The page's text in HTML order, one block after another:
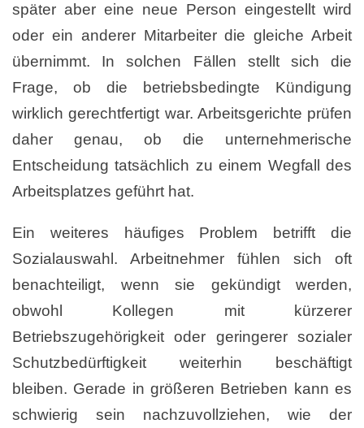
später aber eine neue Person eingestellt wird
oder ein anderer Mitarbeiter die gleiche Arbeit
übernimmt. In solchen Fällen stellt sich die
Frage, ob die betriebsbedingte Kündigung
wirklich gerechtfertigt war. Arbeitsgerichte prüfen
daher genau, ob die unternehmerische
Entscheidung tatsächlich zu einem Wegfall des
Arbeitsplatzes geführt hat.
Ein weiteres häufiges Problem betrifft die
Sozialauswahl. Arbeitnehmer fühlen sich oft
benachteiligt, wenn sie gekündigt werden,
obwohl Kollegen mit kürzerer
Betriebszugehörigkeit oder geringerer sozialer
Schutzbedürftigkeit weiterhin beschäftigt
bleiben. Gerade in größeren Betrieben kann es
schwierig sein nachzuvollziehen, wie der